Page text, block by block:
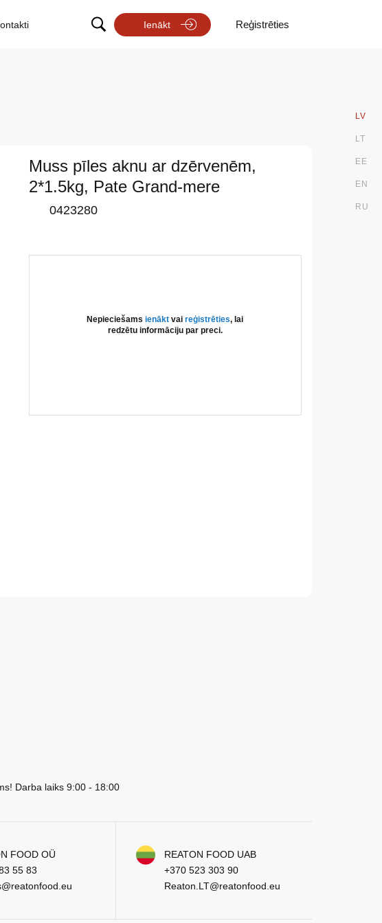
LV
LT
EE
EN
RU
Ienākt Reģistrēties
Muss pīles aknu ar dzērvenēm,
2*1.5kg, Pate Grand-mere
0423280
Nepieciešamsienākt vaireģistrēties, lai
redzētu informāciju par preci.
Darba laiks 9:00 - 18:00
FOOD OÜ
55 83
REATON FOOD UAB
+370 523 303 90
Reaton.LT@reatonfood.eu